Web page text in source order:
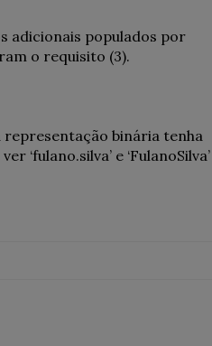
adicionais populados por
o requisito (3).
binária tenha
e ‘FulanoSilva’